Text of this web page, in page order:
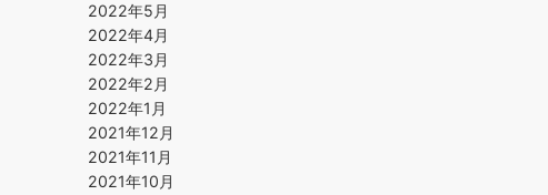
2022年5月
2022年4月
2022年3月
2022年2月
2022年1月
2021年12月
2021年11月
2021年10月